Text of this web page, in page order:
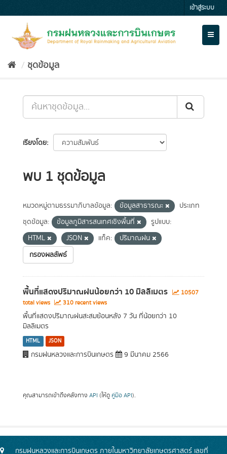
to
เข้าสู่ระบบ
ชุดข้อมูล
เรียงโดย
พบ 1 ชุดข้อมูล
หมวดหมู่ตามธรรมาภิบาลข้อมูล: ข้อมูลสาธารณะ
ประเภท
ชุดข้อมูล:
ข้อมูลภูมิสารสนเทศเชิงพื้นที่
รูปแบบ:
HTML
JSON แท็ค:
ปริมาณฝน
กรองผลลัพธ์
พื้นที่แสดงปริมาณฝนน้อยกว่า 10 มิลลิเมตร
10507
total views
310 recent views
พื้นที่แสดงปริมาณฝนสะสมย้อนหลัง 7 วัน ที่น้อยกว่า 10
มิลลิเมตร
HTML JSON
กรมฝนหลวงและการบินเกษตร 9 มีนาคม 2566
คุณสามารถเข้าถึงคลังทาง API (ให้ดู คู่มือ API).
กรมฝนหลวงและการบินเกษตร ภายในมหาวิทยาลัยเกษตรศาสตร์ เลขที่